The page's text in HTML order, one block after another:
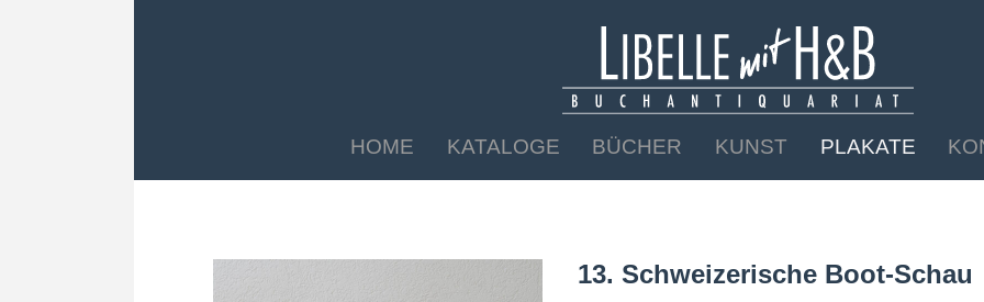
HOME KATALOGE BÜCHER KUNST PLAKATE
13. Schweizerische Boot-Schau